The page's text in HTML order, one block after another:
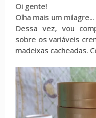
Oi gente!
Olha mais um
Dessa vez, vou
sobre os variáveis
madeixas cacheadas.